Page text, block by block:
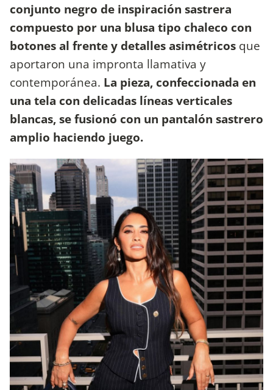
conjunto negro de inspiración sastrera
compuesto por una blusa tipo chaleco con
botones al frente y detalles asimétricos que
aportaron una impronta llamativa y
contemporánea. La pieza, confeccionada en
una tela con delicadas líneas verticales
blancas, se fusionó con un pantalón sastrero
amplio haciendo juego.